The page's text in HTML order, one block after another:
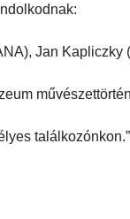
Jan
találkozónkon.”